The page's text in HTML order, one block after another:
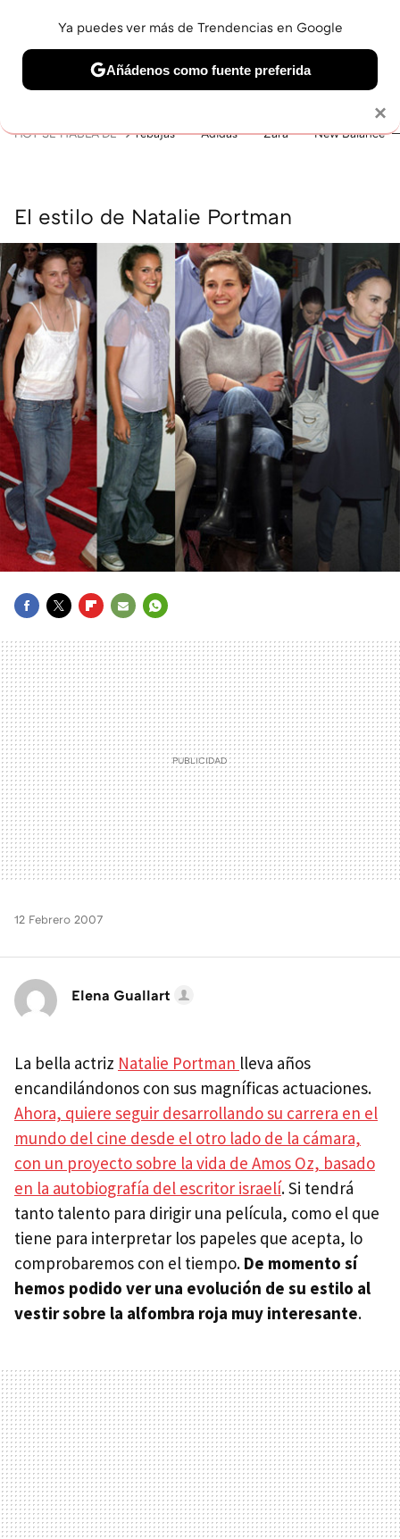
BELLEZA SHOPPING VIAJES GASTRO SNEAKERS
HOY SE HABLA DE rebajas Adidas Zara New Balance
El estilo de Natalie Portman
MAIL
12 Febrero 2007
Elena Guallart
La bella actriz Natalie Portman lleva años
encandilándonos con sus magníficas actuaciones.
Ahora, quiere seguir desarrollando su carrera en el
mundo del cine desde el otro lado de la cámara,
con un proyecto sobre la vida de Amos Oz, basado
en la autobiografía del escritor israelí. Si tendrá
tanto talento para dirigir una película, como el que
tiene para interpretar los papeles que acepta, lo
comprobaremos con el tiempo. De momento sí
hemos podido ver una evolución de su estilo al
vestir sobre la alfombra roja muy interesante.
×
Ya puedes ver más de Trendencias en Google
Añádenos como fuente preferida